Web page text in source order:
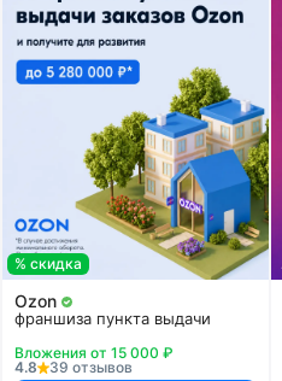
% скидка
Ozon
франшиза пункта выдачи
Вложения от 15 000 ₽
4.8
39 отзывов